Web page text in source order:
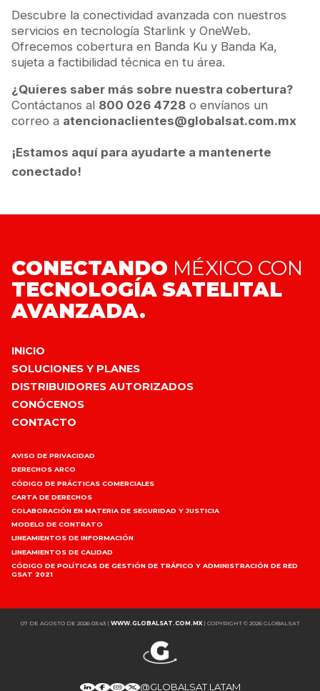
Descubre la conectividad avanzada con nuestros
servicios en tecnología Starlink y OneWeb.
Ofrecemos cobertura en Banda Ku y Banda Ka,
sujeta a factibilidad técnica en tu área.
¿Quieres saber más sobre nuestra cobertura?
Contáctanos al 800 026 4728 o envíanos un
correo a atencionaclientes@globalsat.com.mx
¡Estamos aquí para ayudarte a mantenerte
conectado!
CONECTANDO MÉXICO CON
TECNOLOGÍA SATELITAL
AVANZADA.
INICIO
SOLUCIONES Y PLANES
DISTRIBUIDORES AUTORIZADOS
CONÓCENOS
CONTACTO
AVISO DE PRIVACIDAD
DERECHOS ARCO
CÓDIGO DE PRÁCTICAS COMERCIALES
CARTA DE DERECHOS
COLABORACIÓN EN MATERIA DE SEGURIDAD Y JUSTICIA
MODELO DE CONTRATO
LINEAMIENTOS DE INFORMACIÓN
LINEAMIENTOS DE CALIDAD
CÓDIGO DE POLÍTICAS DE GESTIÓN DE TRÁFICO Y ADMINISTRACIÓN DE RED
GSAT 2021
07 DE AGOSTO DE 2026 03:43| WWW.GLOBALSAT.COM.MX| COPYRIGHT © 2026GLOBALSAT
@GLOBALSAT.LATAM